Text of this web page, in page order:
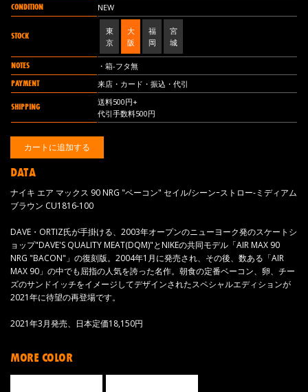
CONDITION NEW
STOCK
東
京
大
阪
福
岡
宮
城
NOTES ・箱-フタ無
PAYMENT 来店・カード・振込・代引
SHIPPING
送料500円+
代引手数料500円
DATA
ナイキ エア マックス 90 NRG "ベーコン" セイル/シーンｰストロー-ミディアム
ブラウン CU1816-100
DAVE・ORTIZ氏が手掛ける、2003年オープンのニューヨーク発のスケートシ
ョップ"DAVE'S QUALITY MEAT(DQM)"とNIKEの共同モデル「AIR MAX 90
NRG "BACON"」の復刻版。2004年1月に発売され、その後、数ある「AIR
MAX 90」の中でも屈指の人気を誇った名作。朝食の定番ベーコン、卵、チー
ズのサンドイッチをイメージしてデザインされたスペシャルエディションが
2021年に待望の再登場です。
2021年3月発売、日本定価18,150円
MORE COLOR